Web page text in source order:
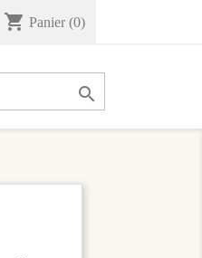
shopping_cart Panier (0)
